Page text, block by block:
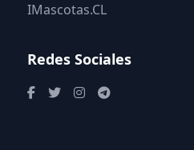
IMascotas.CL
Redes Sociales